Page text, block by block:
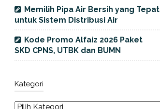
Memilih Pipa Air Bersih yang Tepat
untuk Sistem Distribusi Air
Kode Promo Alfaiz 2026 Paket
SKD CPNS, UTBK dan BUMN
Kategori